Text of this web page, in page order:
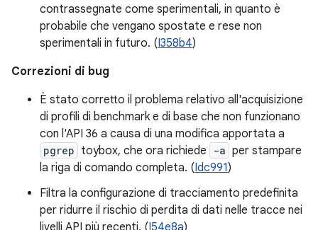
contrassegnate come sperimentali, in quanto è
probabile che vengano spostate e rese non
sperimentali in futuro. (I358b4)
Correzioni di bug
È stato corretto il problema relativo all'acquisizione
di profili di benchmark e di base che non funzionano
con l'API 36 a causa di una modifica apportata a
pgrep toybox, che ora richiede -a per stampare
la riga di comando completa. (Idc991)
Filtra la configurazione di tracciamento predefinita
per ridurre il rischio di perdita di dati nelle tracce nei
livelli API più recenti. (I54e8a)